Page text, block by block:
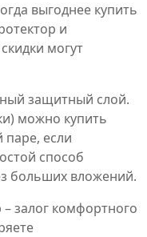
выгоднее купить
и
могут
защитный слой.
можно купить
если
способ
больших вложений.
залог комфортного